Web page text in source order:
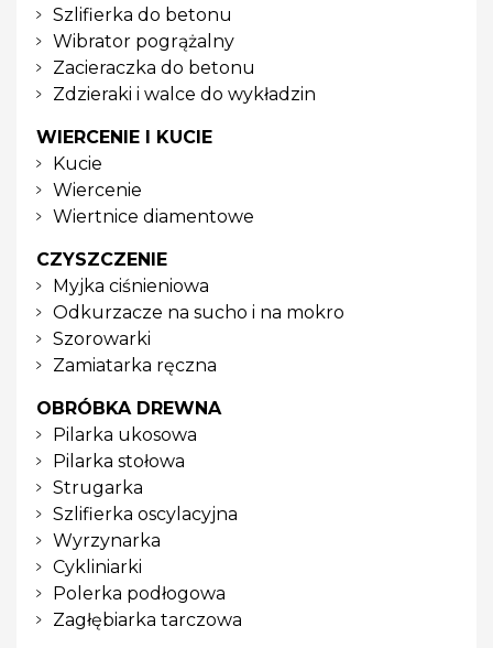
Szlifierka do betonu
Wibrator pogrążalny
Zacieraczka do betonu
Zdzieraki i walce do wykładzin
WIERCENIE I KUCIE
Kucie
Wiercenie
Wiertnice diamentowe
CZYSZCZENIE
Myjka ciśnieniowa
Odkurzacze na sucho i na mokro
Szorowarki
Zamiatarka ręczna
OBRÓBKA DREWNA
Pilarka ukosowa
Pilarka stołowa
Strugarka
Szlifierka oscylacyjna
Wyrzynarka
Cykliniarki
Polerka podłogowa
Zagłębiarka tarczowa